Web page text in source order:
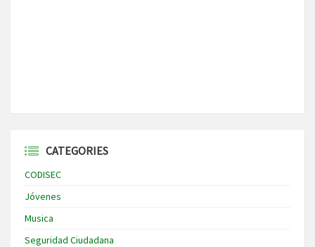
CATEGORIES
CODISEC
Jóvenes
Musica
Seguridad Ciudadana